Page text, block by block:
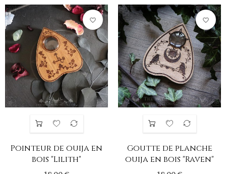
Pointeur de ouija en
bois "Lilith"
favorite_border
Goutte de planche
ouija en bois "Raven"
favorite_border